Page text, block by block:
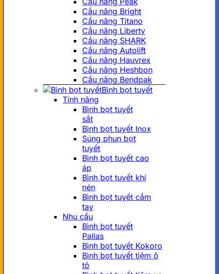
Cầu nâng Bright
Cầu nâng Titano
Cầu nâng Liberty
Cầu nâng SHARK
Cầu nâng Autolift
Cầu nâng Hauvrex
Cầu nâng Heshbon
Cầu nâng Bendpak
Bình bọt tuyết
Tính năng
Bình bọt tuyết
sắt
Bình bọt tuyết Inox
Súng phun bọt
tuyết
Bình bọt tuyết cao
áp
Bình bọt tuyết khí
nén
Bình bọt tuyết cầm
tay
Nhu cầu
Bình bọt tuyết
Pallas
Bình bọt tuyết Kokoro
Bình bọt tuyết tiệm ô
tô